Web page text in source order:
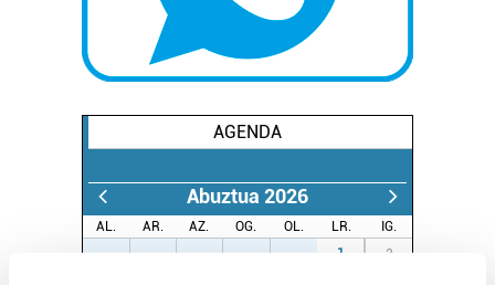
AGENDA
Abuztua 2026
AL. AR. AZ. OG. OL. LR.
IG.
27
28 29 30 31 1 2